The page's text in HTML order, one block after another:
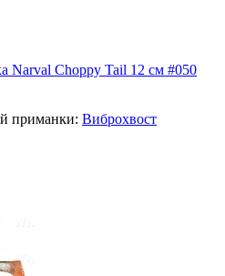
Narval Choppy Tail 12 см #050
приманки: Виброхвост